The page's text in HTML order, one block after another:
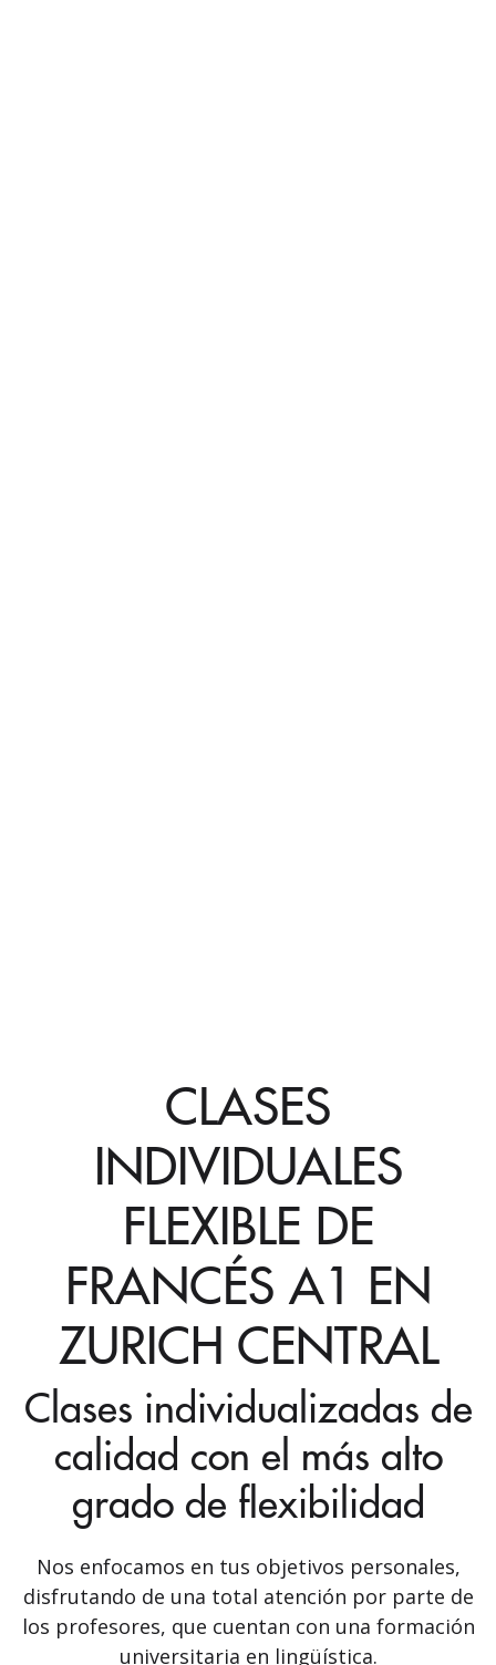
CLASES
INDIVIDUALES
FLEXIBLE DE
FRANCÉS A1 EN
ZURICH CENTRAL
Clases individualizadas de
calidad con el más alto
grado de flexibilidad
Nos enfocamos en tus objetivos personales,
disfrutando de una total atención por parte de
los profesores, que cuentan con una formación
universitaria en lingüística.